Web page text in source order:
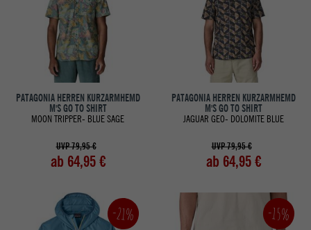
PATAGONIA HERREN KURZARMHEMD
M'S GO TO SHIRT
MOON TRIPPER- BLUE SAGE
UVP 79,95 €
ab 64,95 €
PATAGONIA HERREN KURZARMHEMD
M'S GO TO SHIRT
JAGUAR GEO- DOLOMITE BLUE
UVP 79,95 €
ab 64,95 €
-21% -15%